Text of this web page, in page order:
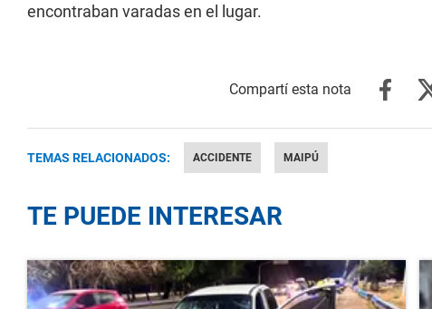
encontraban varadas en el lugar.
TEMAS RELACIONADOS: ACCIDENTE MAIPÚ
TE PUEDE INTERESAR